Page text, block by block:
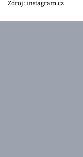
Zdroj: instagram.cz